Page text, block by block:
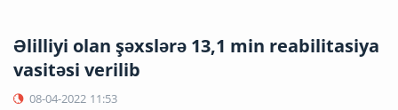
Əlilliyi olan şəxslərə 13,1 min reabilitasiya
vasitəsi verilib
08-04-2022 11:53